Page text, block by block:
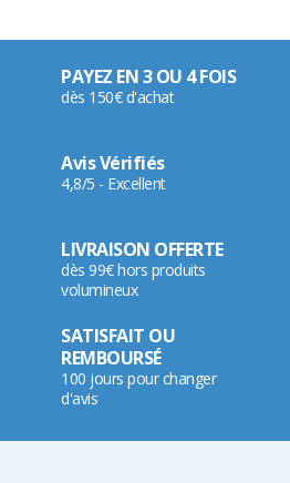
PAYEZ EN 3 OU 4 FOIS
dès 150€ d'achat
Avis Vérifiés
4,8/5 - Excellent
LIVRAISON OFFERTE
dès 99€ hors produits
volumineux
SATISFAIT OU
REMBOURSÉ
100 jours pour changer
d'avis